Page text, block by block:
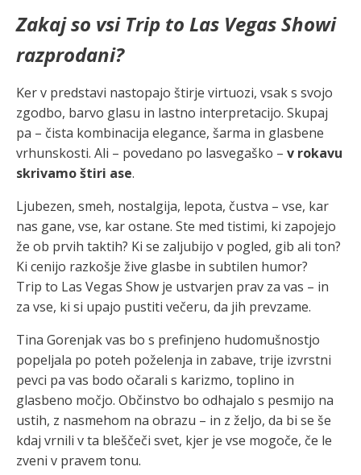
Zakaj so vsi Trip to Las Vegas Showi
razprodani?
Ker v predstavi nastopajo štirje virtuozi, vsak s svojo
zgodbo, barvo glasu in lastno interpretacijo. Skupaj
pa – čista kombinacija elegance, šarma in glasbene
vrhunskosti. Ali – povedano po lasvegaško – v rokavu
skrivamo štiri ase.
Ljubezen, smeh, nostalgija, lepota, čustva – vse, kar
nas gane, vse, kar ostane. Ste med tistimi, ki zapojejo
že ob prvih taktih? Ki se zaljubijo v pogled, gib ali ton?
Ki cenijo razkošje žive glasbe in subtilen humor?
Trip to Las Vegas Show je ustvarjen prav za vas – in
za vse, ki si upajo pustiti večeru, da jih prevzame.
Tina Gorenjak vas bo s prefinjeno hudomušnostjo
popeljala po poteh poželenja in zabave, trije izvrstni
pevci pa vas bodo očarali s karizmo, toplino in
glasbeno močjo. Občinstvo bo odhajalo s pesmijo na
ustih, z nasmehom na obrazu – in z željo, da bi se še
kdaj vrnili v ta bleščeči svet, kjer je vse mogoče, če le
zveni v pravem tonu.